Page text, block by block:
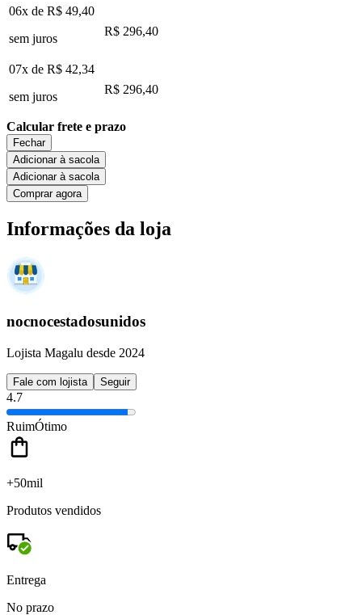
06x de R$ 49,40
sem juros
R$ 296,40
07x de R$ 42,34
sem juros
R$ 296,40
Calcular frete e prazo
Fechar
Adicionar à sacola
Adicionar à sacola
Comprar agora
Informações da loja
nocnocestadosunidos
Lojista Magalu desde 2024
Fale com lojista Seguir
4.7
RuimÓtimo
+50mil
Produtos vendidos
Entrega
No prazo